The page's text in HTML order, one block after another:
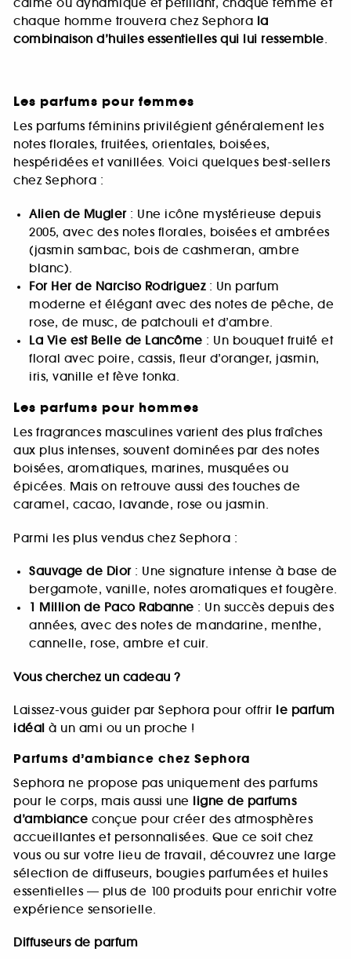
calme ou dynamique et pétillant, chaque femme et
chaque homme trouvera chez Sephora la
combinaison d’huiles essentielles qui lui ressemble.
Les parfums pour femmes
Les parfums féminins privilégient généralement les
notes florales, fruitées, orientales, boisées,
hespéridées et vanillées. Voici quelques best-sellers
chez Sephora :
Alien de Mugler: Une icône mystérieuse depuis
2005, avec des notes florales, boisées et ambrées
(jasmin sambac, bois de cashmeran, ambre
blanc).
For Her de Narciso Rodriguez: Un parfum
moderne et élégant avec des notes de pêche, de
rose, de musc, de patchouli et d’ambre.
La Vie est Belle de Lancôme : Un bouquet fruité et
floral avec poire, cassis, fleur d’oranger, jasmin,
iris, vanille et fève tonka.
Les parfums pour hommes
Les fragrances masculines varient des plus fraîches
aux plus intenses, souvent dominées par des notes
boisées, aromatiques, marines, musquées ou
épicées. Mais on retrouve aussi des touches de
caramel, cacao, lavande, rose ou jasmin.
Parmi les plus vendus chez Sephora :
Sauvage de Dior: Une signature intense à base de
bergamote, vanille, notes aromatiques et fougère.
1 Million de Paco Rabanne : Un succès depuis des
années, avec des notes de mandarine, menthe,
cannelle, rose, ambre et cuir.
Vous cherchez un cadeau ?
Laissez-vous guider par Sephora pour offrir le parfum
idéal à un ami ou un proche !
Parfums d’ambiance chez Sephora
Sephora ne propose pas uniquement des parfums
pour le corps, mais aussi une ligne de parfums
d’ambiance conçue pour créer des atmosphères
accueillantes et personnalisées. Que ce soit chez
vous ou sur votre lieu de travail, découvrez une large
sélection de diffuseurs, bougies parfumées et huiles
essentielles — plus de 100 produits pour enrichir votre
expérience sensorielle.
Diffuseurs de parfum